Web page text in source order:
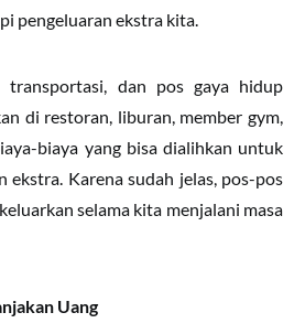
pengeluaran ekstra kita.
transportasi, dan pos gaya hidup
di restoran, liburan, member gym,
biaya yang bisa dialihkan untuk
ekstra. Karena sudah jelas, pos-pos
selama kita menjalani masa
Uang